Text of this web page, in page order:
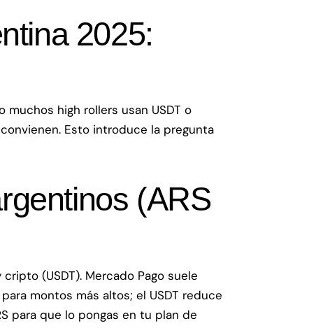
2025:
high rollers usan USDT o
Esto introduce la pregunta
(ARS
(USDT). Mercado Pago suele
montos más altos; el USDT reduce
para que lo pongas en tu plan de